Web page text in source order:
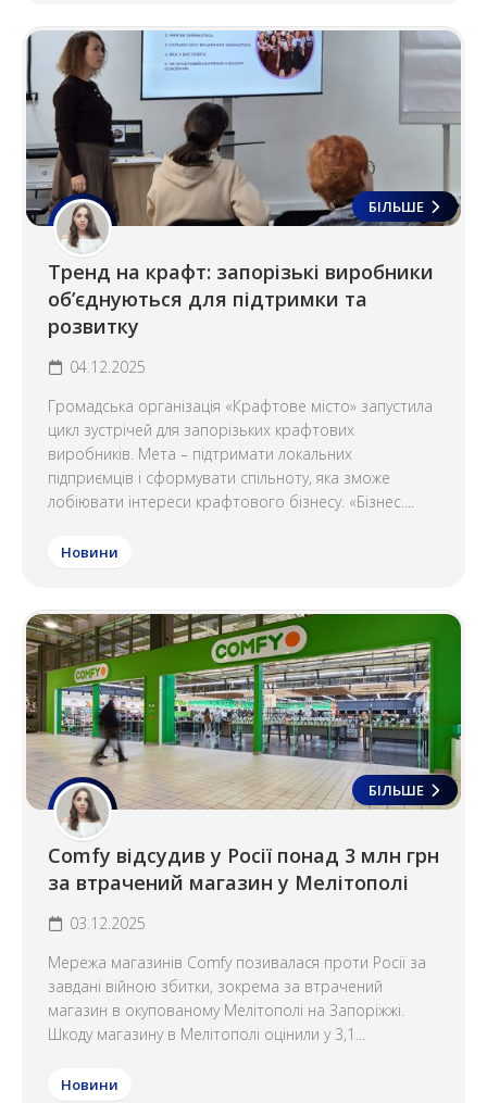
БІЛЬШЕ
Тренд на крафт: запорізькі виробники
об’єднуються для підтримки та
розвитку
04.12.2025
Громадська організація «Крафтове місто» запустила
цикл зустрічей для запорізьких крафтових
виробників. Мета – підтримати локальних
підприємців і сформувати спільноту, яка зможе
лобіювати інтереси крафтового бізнесу. «Бізнес....
Новини
БІЛЬШЕ
Comfy відсудив у Росії понад 3 млн грн
за втрачений магазин у Мелітополі
03.12.2025
Мережа магазинів Comfy позивалася проти Росії за
завдані війною збитки, зокрема за втрачений
магазин в окупованому Мелітополі на Запоріжжі.
Шкоду магазину в Мелітополі оцінили у 3,1...
Новини